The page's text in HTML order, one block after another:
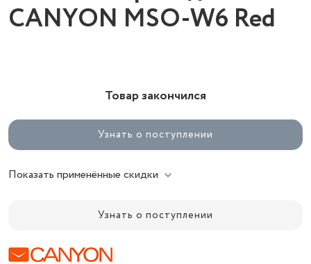
CANYON MSO-W6 Red
Товар закончился
Узнать о поступлении
Показать применённые скидки
Узнать о поступлении